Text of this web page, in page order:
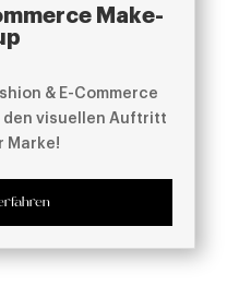
Make-
& E-Commerce
den visuellen Auftritt
Marke!